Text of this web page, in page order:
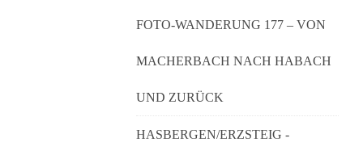
FOTO-WANDERUNG 177 – VON
MACHERBACH NACH HABACH
UND ZURÜCK
HASBERGEN/ERZSTEIG -